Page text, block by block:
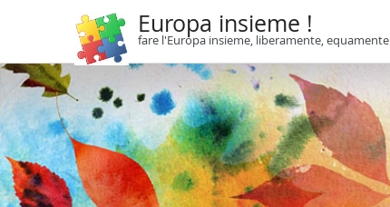
Europa insieme !
fare l'Europa insieme, liberamente, equamente